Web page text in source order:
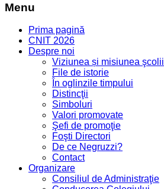
Menu
Prima pagină
CNIT 2026
Despre noi
Viziunea și misiunea şcolii
File de istorie
În oglinzile timpului
Distincţii
Simboluri
Valori promovate
Şefi de promoţie
Foşti Directori
De ce Negruzzi?
Contact
Organizare
Consiliul de Administraţie